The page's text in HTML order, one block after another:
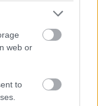
web or
to
sál,
jednoduše
celý rok
by bylo
která ve